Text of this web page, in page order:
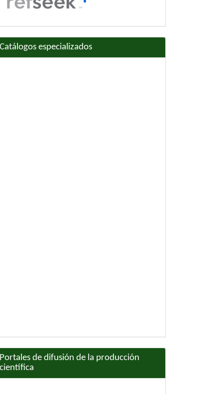
Catálogos especializados
Portales de difusión de la producción
científica